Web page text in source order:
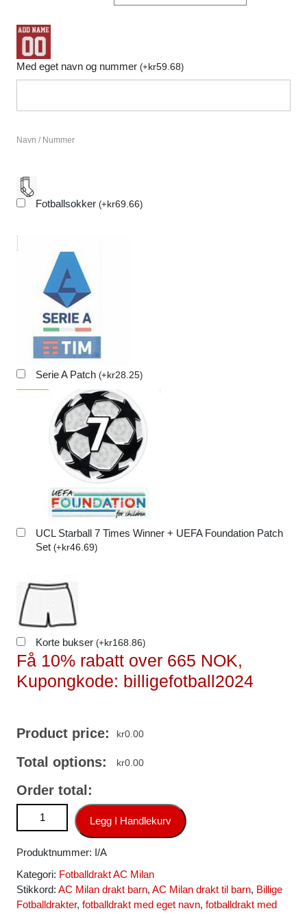
Med eget navn og nummer (+kr59.68)
Navn / Nummer
Fotballsokker (+kr69.66)
Serie A Patch (+kr28.25)
UCL Starball 7 Times Winner + UEFA Foundation Patch
Set (+kr46.69)
Korte bukser (+kr168.86)
Få 10% rabatt over 665 NOK,
Kupongkode: billigefotball2024
Product price: kr0.00
Total options: kr0.00
Order total:
AC Milan Hjemmedrakt 2025-26 Fotballdrakter med eget
navn med Bukse antallLegg I Handlekurv
Produktnummer: I/A
Kategori: Fotballdrakt AC Milan
Stikkord: AC Milan drakt barn, AC Milan drakt til barn, Billige
Fotballdrakter, fotballdrakt med eget navn, fotballdrakt med